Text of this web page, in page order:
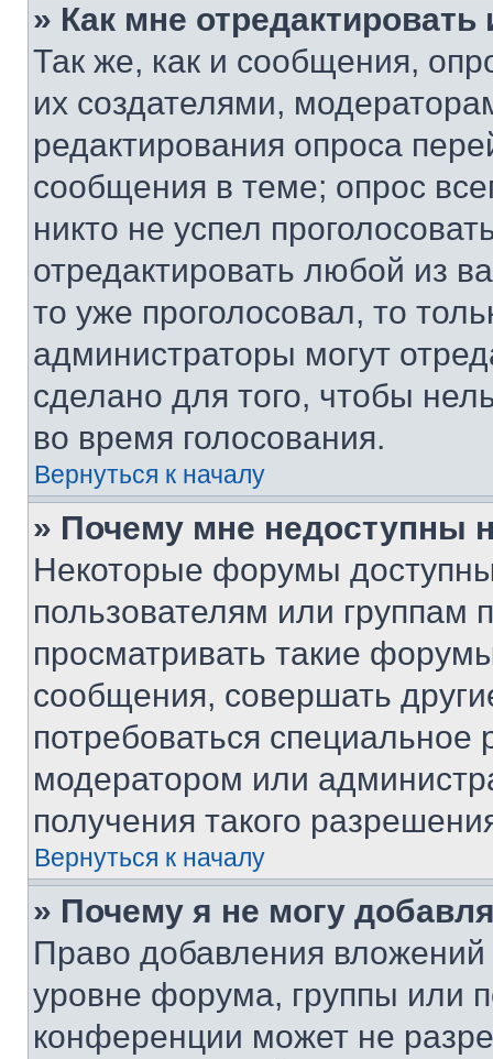
» Как мне
Так же, как и сообщения,
их создателями,
редактирования опроса
сообщения в теме; опрос
никто не успел
отредактировать любой из
то уже проголосовал, то
администраторы могут
сделано для того, чтобы
во время голосования.
Вернуться к началу
» Почему мне недоступны
Некоторые форумы
пользователям или группам
просматривать такие
сообщения, совершать
потребоваться
модератором или
получения такого
Вернуться к началу
» Почему я не могу
Право добавления
уровне форума, группы или
конференции может не